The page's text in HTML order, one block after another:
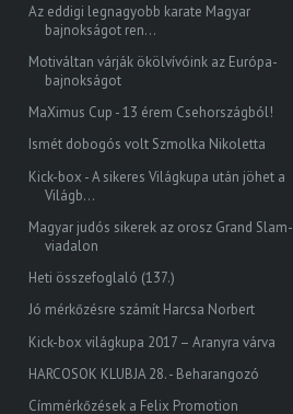
Az eddigi legnagyobb karate Magyar
bajnokságot ren...
Motiváltan várják ökölvívóink az Európa-
bajnokságot
MaXimus Cup - 13 érem Csehországból!
Ismét dobogós volt Szmolka Nikoletta
Kick-box - A sikeres Világkupa után jöhet a
Világb...
Magyar judós sikerek az orosz Grand Slam-
viadalon
Heti összefoglaló (137.)
Jó mérkőzésre számít Harcsa Norbert
Kick-box világkupa 2017 – Aranyra várva
HARCOSOK KLUBJA 28. - Beharangozó
Címmérkőzések a Felix Promotion